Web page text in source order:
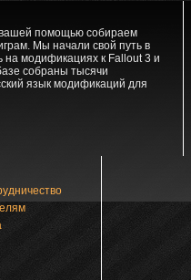
помощью собираем
Мы начали свой путь в
на модификациях к Fallout 3 и
собраны тысячи
язык модификаций для